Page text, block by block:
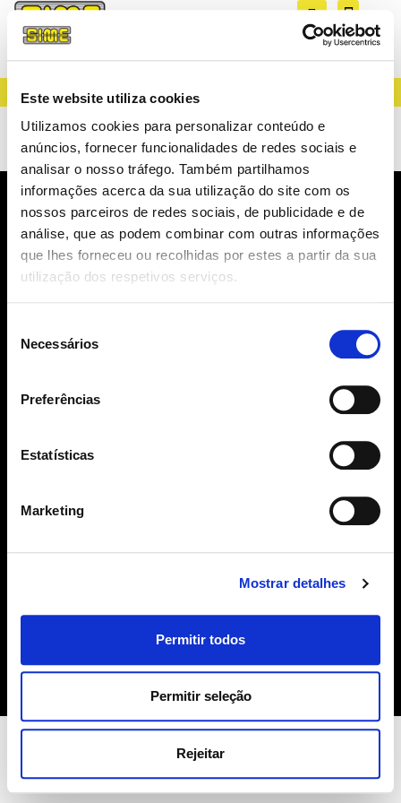
Este website utiliza cookies
Utilizamos cookies para personalizar conteúdo e
anúncios, fornecer funcionalidades de redes sociais e
analisar o nosso tráfego. Também partilhamos
informações acerca da sua utilização do site com os
nossos parceiros de redes sociais, de publicidade e de
análise, que as podem combinar com outras informações
que lhes forneceu ou recolhidas por estes a partir da sua
utilização dos respetivos serviços.
Necessários
Preferências
Estatísticas
Marketing
Mostrar detalhes
Permitir todos
Permitir seleção
Rejeitar
CREATING LIGHT SINCE 1983
Movimentos
NEWSLETTER
NOVIDADES, CATÁLOGOS, ...
Produtos
Contactos
Política de Cookies